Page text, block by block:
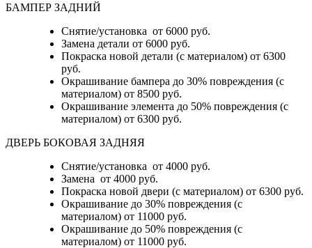
БАМПЕР ЗАДНИЙ
Снятие/установка от 6000 руб.
Замена детали от 6000 руб.
Покраска новой детали (с материалом) от 6300
руб.
Окрашивание бампера до 30% повреждения (с
материалом) от 8500 руб.
Окрашивание элемента до 50% повреждения (с
материалом) от 6300 руб.
ДВЕРЬ БОКОВАЯ ЗАДНЯЯ
Снятие/установка от 4000 руб.
Замена от 4000 руб.
Покраска новой двери (с материалом) от 6300 руб.
Окрашивание до 30% повреждения (с
материалом) от 11000 руб.
Окрашивание до 50% повреждения (с
материалом) от 11000 руб.